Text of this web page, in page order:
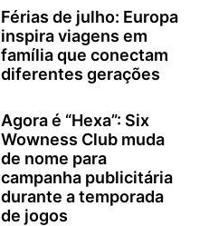
Férias de julho: Europa
inspira viagens em
família que conectam
diferentes gerações
Agora é “Hexa”: Six
Wowness Club muda
de nome para
campanha publicitária
durante a temporada
de jogos